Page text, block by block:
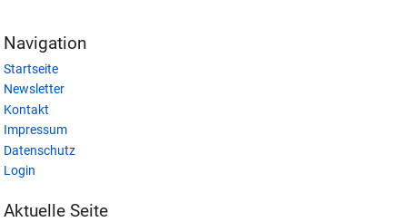
Navigation
Startseite
Newsletter
Kontakt
Impressum
Datenschutz
Login
Aktuelle Seite